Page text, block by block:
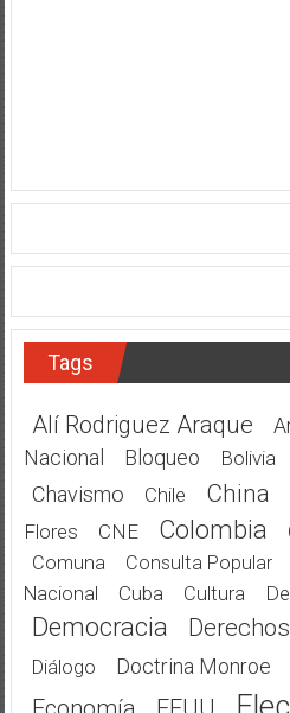
Tags
Alí Rodriguez Araque
Nacional
Bloqueo Bolivia
Chavismo Chile China
Flores
CNE Colombia
Comuna
Consulta Popular
Nacional
Cuba Cultura
Democracia
Diálogo Doctrina Monroe